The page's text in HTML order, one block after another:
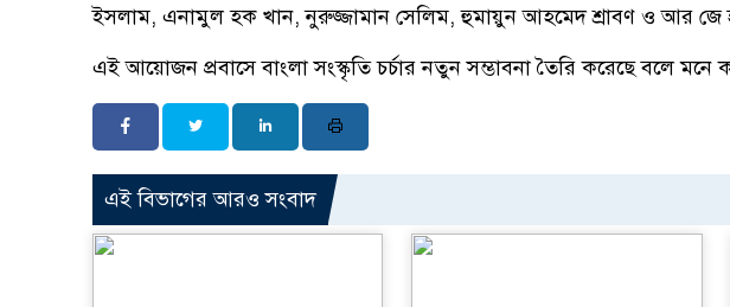
ইসলাম, এনামুল হক খান, নুরুজ্জামান সেলিম, হুমায়ুন আহমেদ শ্রাবণ ও আর
এই আয়োজন প্রবাসে বাংলা সংস্কৃতি চর্চার নতুন সম্ভাবনা তৈরি করেছে বলে মনে
এই বিভাগের আরও সংবাদ